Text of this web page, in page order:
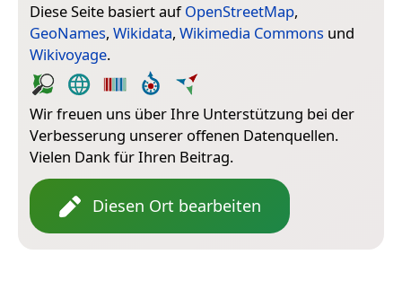
Diese Seite basiert aufOpenStreetMap,
GeoNames, Wikidata, Wikimedia Commons und
Wikivoyage.
Wir freuen uns über Ihre Unterstützung bei der
Verbesserung unserer offenen Datenquellen.
Vielen Dank für Ihren Beitrag.
Diesen Ort bearbeiten